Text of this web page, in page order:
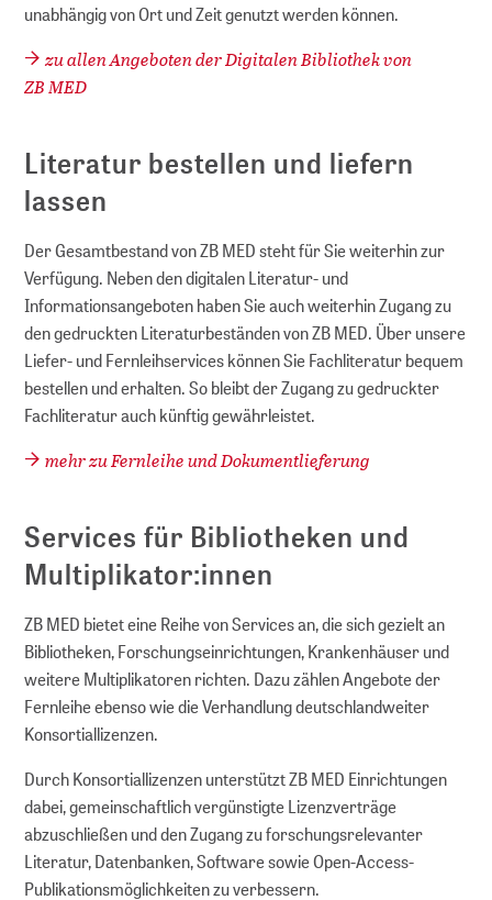
unabhängig von Ort und Zeit genutzt werden können.
zu allen Angeboten der Digitalen Bibliothek von
ZB MED
Literatur bestellen und liefern
lassen
Der Gesamtbestand von ZB MED steht für Sie weiterhin zur
Verfügung. Neben den digitalen Literatur- und
Informationsangeboten haben Sie auch weiterhin Zugang zu
den gedruckten Literaturbeständen von ZB MED. Über unsere
Liefer- und Fernleihservices können Sie Fachliteratur bequem
bestellen und erhalten. So bleibt der Zugang zu gedruckter
Fachliteratur auch künftig gewährleistet.
mehr zu Fernleihe und Dokumentlieferung
Services für Bibliotheken und
Multiplikator:innen
ZB MED bietet eine Reihe von Services an, die sich gezielt an
Bibliotheken, Forschungseinrichtungen, Krankenhäuser und
weitere Multiplikatoren richten. Dazu zählen Angebote der
Fernleihe ebenso wie die Verhandlung deutschlandweiter
Konsortiallizenzen.
Durch Konsortiallizenzen unterstützt ZB MED Einrichtungen
dabei, gemeinschaftlich vergünstigte Lizenzverträge
abzuschließen und den Zugang zu forschungsrelevanter
Literatur, Datenbanken, Software sowie Open-Access-
Publikationsmöglichkeiten zu verbessern.